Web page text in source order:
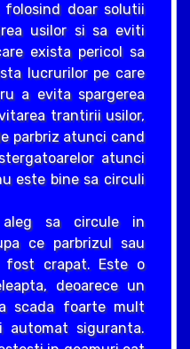
folosind doar solutii
usilor si sa eviti
exista pericol sa
lucrurilor pe care
a evita spargerea
trantirii usilor,
parbriz atunci cand
atunci
este bine sa circuli
aleg sa circule in
ce parbrizul sau
crapat. Este o
deoarece un
scada foarte mult
automat siguranta.